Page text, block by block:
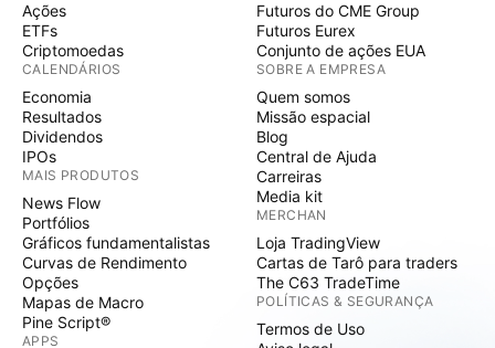
Ações
ETFs
Criptomoedas
CALENDÁRIOS
Economia
Resultados
Dividendos
IPOs
MAIS PRODUTOS
News Flow
Portfólios
Gráficos fundamentalistas
Curvas de Rendimento
Opções
Mapas de Macro
Pine Script®
APPS
Futuros do CME Group
Futuros Eurex
Conjunto de ações EUA
SOBRE A EMPRESA
Quem somos
Missão espacial
Blog
Central de Ajuda
Carreiras
Media kit
MERCHAN
Loja TradingView
Cartas de Tarô para traders
The C63 TradeTime
POLÍTICAS & SEGURANÇA
Termos de Uso